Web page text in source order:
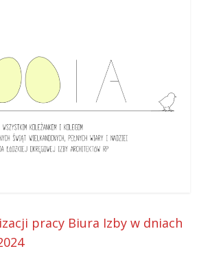
pracy Biura Izby w dniach